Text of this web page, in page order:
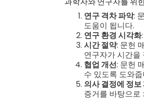
연구 격차 파악:
도움이 됩니다.
연구 환경 시각화
시간 절약: 문헌
연구자가 시간을
협업 개선: 문헌
수 있도록 도와
의사 결정에 정보
증거를 바탕으로